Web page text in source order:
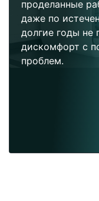
проделанные
даже по
долгие годы не
дискомфорт с
проблем.